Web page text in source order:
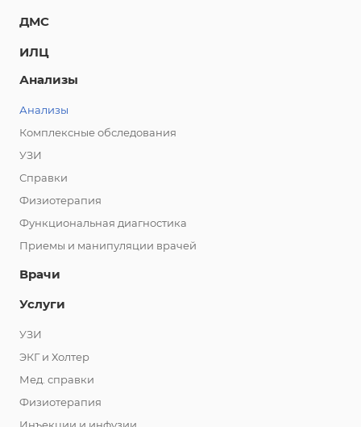
ДМС
ИЛЦ
Анализы
Анализы
Комплексные обследования
УЗИ
Справки
Физиотерапия
Функциональная диагностика
Приемы и манипуляции врачей
Врачи
Услуги
УЗИ
ЭКГ и Холтер
Мед. справки
Физиотерапия